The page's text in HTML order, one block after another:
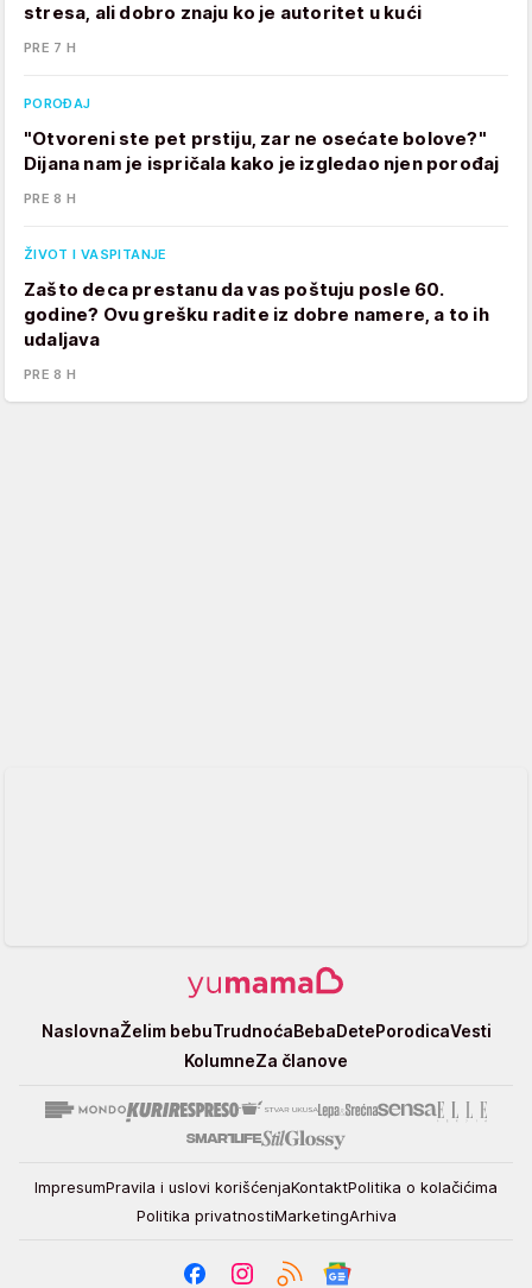
stresa, ali dobro znaju ko je autoritet u kući
PRE 7 H
POROĐAJ
"Otvoreni ste pet prstiju, zar ne osećate bolove?"
Dijana nam je ispričala kako je izgledao njen porođaj
PRE 8 H
ŽIVOT I VASPITANJE
Zašto deca prestanu da vas poštuju posle 60.
godine? Ovu grešku radite iz dobre namere, a to ih
udaljava
PRE 8 H
Yumama
NaslovnaŽelim bebuTrudnoćaBebaDetePorodicaVesti
KolumneZa članove
ImpresumPravila i uslovi korišćenjaKontaktPolitika o kolačićima
Politika privatnostiMarketingArhiva